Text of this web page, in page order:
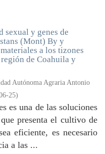
y genes de
(Mont) By y
a los tizones
de Coahuila y
Autónoma Agraria Antonio
25)
es una de las soluciones
presenta el cultivo de
eficiente, es necesario
a las ...